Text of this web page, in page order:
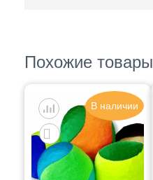
Похожие товары
В наличии